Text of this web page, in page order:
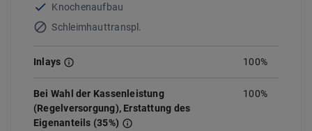
Knochenaufbau
Schleimhauttranspl.
Inlays 100%
Bei Wahl der Kassenleistung
(Regelversorgung), Erstattung des
Eigenanteils (35%)
100%